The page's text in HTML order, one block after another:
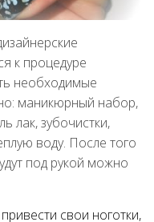
к процедуре
необходимые
маникюрный набор,
лак, зубочистки,
воду. После того
под рукой можно
свои ноготки,